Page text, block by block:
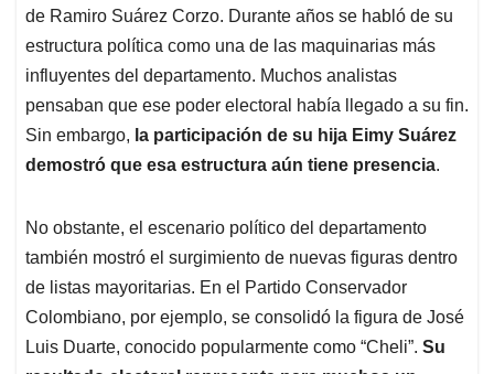
de Ramiro Suárez Corzo. Durante años se habló de su
estructura política como una de las maquinarias más
influyentes del departamento. Muchos analistas
pensaban que ese poder electoral había llegado a su fin.
Sin embargo, la participación de su hija Eimy Suárez
demostró que esa estructura aún tiene presencia.
No obstante, el escenario político del departamento
también mostró el surgimiento de nuevas figuras dentro
de listas mayoritarias. En el Partido Conservador
Colombiano, por ejemplo, se consolidó la figura de José
Luis Duarte, conocido popularmente como “Cheli”. Su